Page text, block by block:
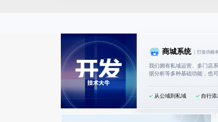
商城系统 打造功能
我们拥有私域运营、多门店
据分析等多种基础功能，也
从公域到私域 自行